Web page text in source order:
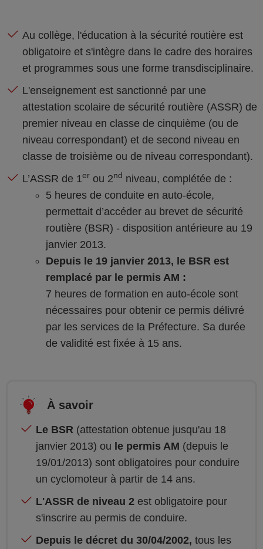
Au collège, l'éducation à la sécurité routière est
obligatoire et s'intègre dans le cadre des horaires
et programmes sous une forme transdisciplinaire.
L'enseignement est sanctionné par une
attestation scolaire de sécurité routière (ASSR) de
premier niveau en classe de cinquième (ou de
niveau correspondant) et de second niveau en
classe de troisième ou de niveau correspondant).
L’ASSR de 1er ou 2nd niveau, complétée de :
5 heures de conduite en auto-école,
permettait d’accéder au brevet de sécurité
routière (BSR) - disposition antérieure au 19
janvier 2013.
Depuis le 19 janvier 2013, le BSR est
remplacé par le permis AM :
7 heures de formation en auto-école sont
nécessaires pour obtenir ce permis délivré
par les services de la Préfecture. Sa durée
de validité est fixée à 15 ans.
À savoir
Le BSR (attestation obtenue jusqu'au 18
janvier 2013) ou le permis AM (depuis le
19/01/2013) sont obligatoires pour conduire
un cyclomoteur à partir de 14 ans.
L'ASSR de niveau 2 est obligatoire pour
s'inscrire au permis de conduire.
Depuis le décret du 30/04/2002, tous les